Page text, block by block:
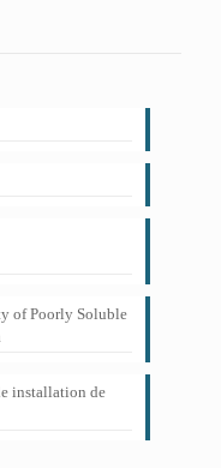
of Poorly Soluble
installation de